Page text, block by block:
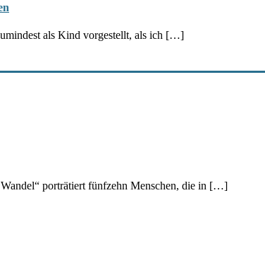
als Kind vorgestellt, als ich […]
porträtiert fünfzehn Menschen, die in […]